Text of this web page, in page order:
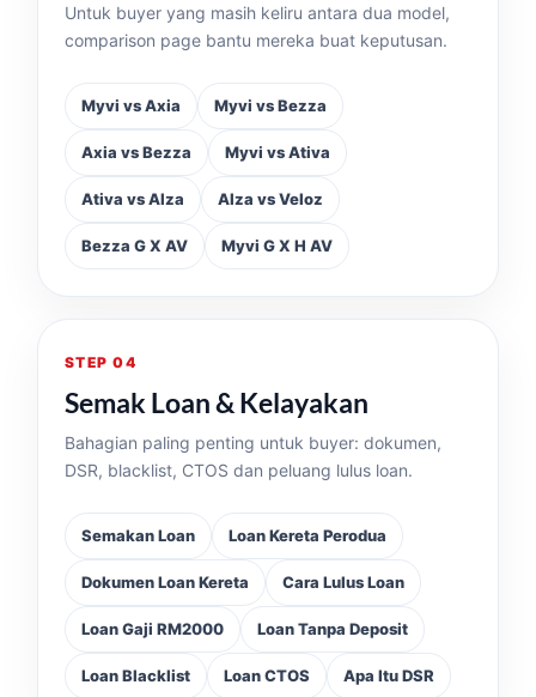
Untuk buyer yang masih keliru antara dua model,
comparison page bantu mereka buat keputusan.
Myvi vs Axia Myvi vs Bezza
Axia vs Bezza Myvi vs Ativa
Ativa vs Alza Alza vs Veloz
Bezza G X AV Myvi G X H AV
STEP 04
Semak Loan & Kelayakan
Bahagian paling penting untuk buyer: dokumen,
DSR, blacklist, CTOS dan peluang lulus loan.
Semakan Loan Loan Kereta Perodua
Dokumen Loan Kereta Cara Lulus Loan
Loan Gaji RM2000 Loan Tanpa Deposit
Loan Blacklist Loan CTOS Apa Itu DSR